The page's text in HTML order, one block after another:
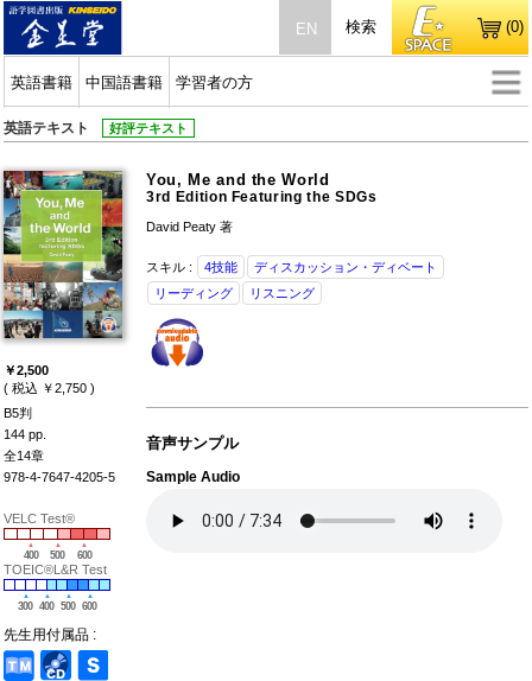
EN
英語書籍 中国語書籍 学習者の方
検索 (0)
英語テキスト 好評テキスト
￥2,500
( 税込 ￥2,750 )
B5判
144 pp.
全14章
978-4-7647-4205-5
VELC Test®
400 500 600
TOEIC®L&R Test
300 400 500 600
先生用付属品 :
You, Me and the World
3rd Edition Featuring the SDGs
David Peaty 著
スキル : 4技能
ディスカッション・ディベート
リーディング
リスニング
音声サンプル
Sample Audio